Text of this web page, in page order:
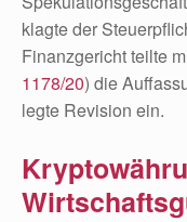
klagte der
Finanzgericht teilte
1178/20) die
legte Revision ein.